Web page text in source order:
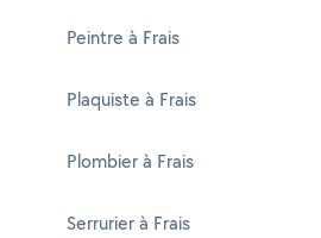
Peintre à Frais
Plaquiste à Frais
Plombier à Frais
Serrurier à Frais